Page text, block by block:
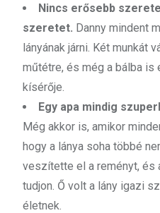
Nincs erősebb
szeretet. Danny mindent
lányának járni. Két munkát
műtétre, és még a bálba is
kísérője.
Egy apa mindig
Még akkor is, amikor
hogy a lánya soha többé
veszítette el a reményt, és
tudjon. Ő volt a lány igazi
életnek.